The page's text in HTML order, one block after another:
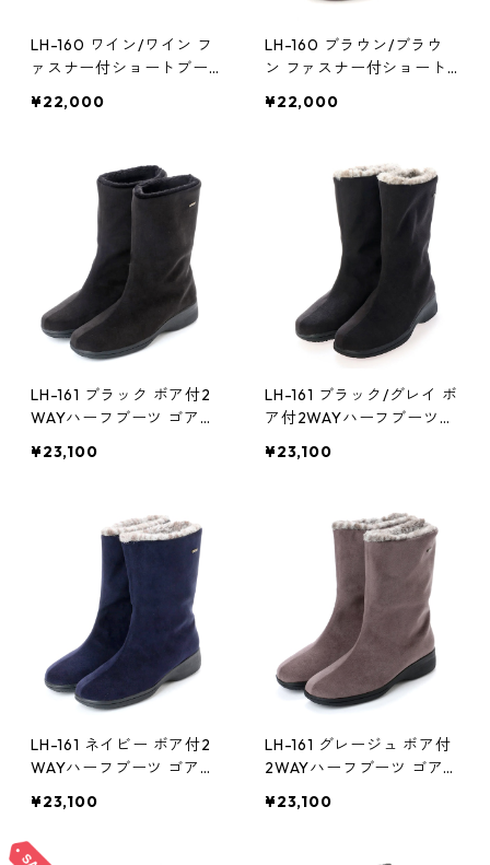
LH-160 ワイン/ワイン フ
ァスナー付ショートブーツ
¥22,000
LH-160 ブラウン/ブラウ
ン ファスナー付ショート
防水)
¥22,000
LH-161 ブラック ボア付2
WAYハーフブーツ ゴアテ
¥23,100
LH-161 ブラック/グレイ ボ
ア付2WAYハーフブーツ
¥23,100
LH-161 ネイビー ボア付2
WAYハーフブーツ ゴアテ
¥23,100
LH-161 グレージュ ボア付
2WAYハーフブーツ ゴア
¥23,100